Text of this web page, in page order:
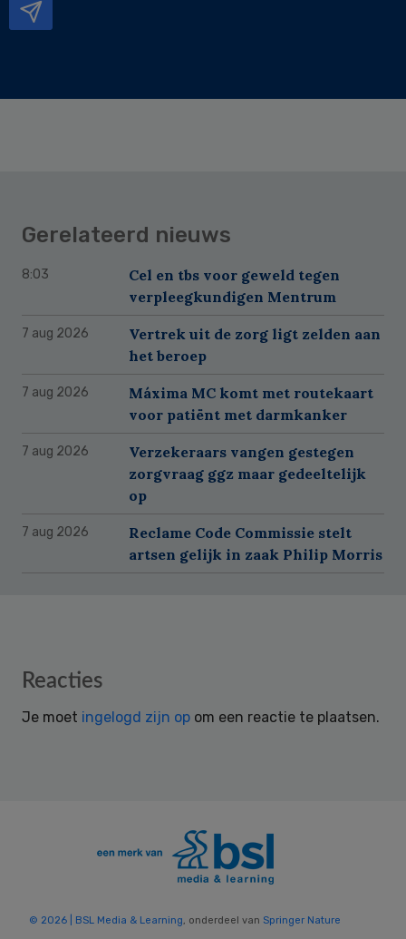
Gerelateerd nieuws
8:03
Cel en tbs voor geweld tegen
verpleegkundigen Mentrum
7 aug 2026
Vertrek uit de zorg ligt zelden aan
het beroep
7 aug 2026
Máxima MC komt met routekaart
voor patiënt met darmkanker
7 aug 2026
Verzekeraars vangen gestegen
zorgvraag ggz maar gedeeltelijk
op
7 aug 2026
Reclame Code Commissie stelt
artsen gelijk in zaak Philip Morris
Reader
Reacties
Je moet ingelogd zijn op om een reactie te plaatsen.
© 2026 | BSL Media & Learning, onderdeel van Springer Nature